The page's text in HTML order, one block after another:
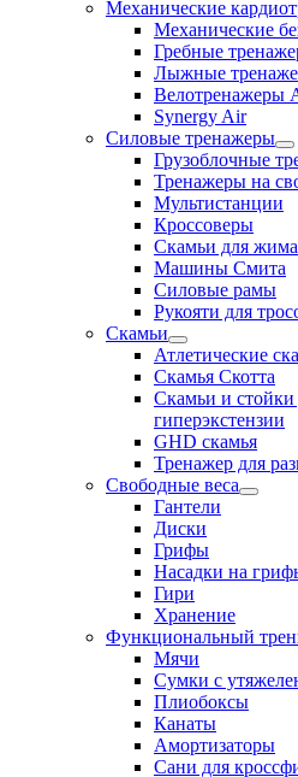
Механические
Механические
Гребные
Лыжные
Велотренажеры
Synergy Air
Силовые тренажеры
Грузоблочные
Тренажеры на
Мультистанции
Кроссоверы
Скамьи для жима
Машины Смита
Силовые рамы
Рукояти для
Скамьи
Атлетические
Скамья Скотта
Скамьи и стойки
гиперэкстензии
GHD скамья
Тренажер для
Свободные веса
Гантели
Диски
Грифы
Насадки на
Гири
Хранение
Функциональный
Мячи
Сумки с
Плиобоксы
Канаты
Амортизаторы
Сани для